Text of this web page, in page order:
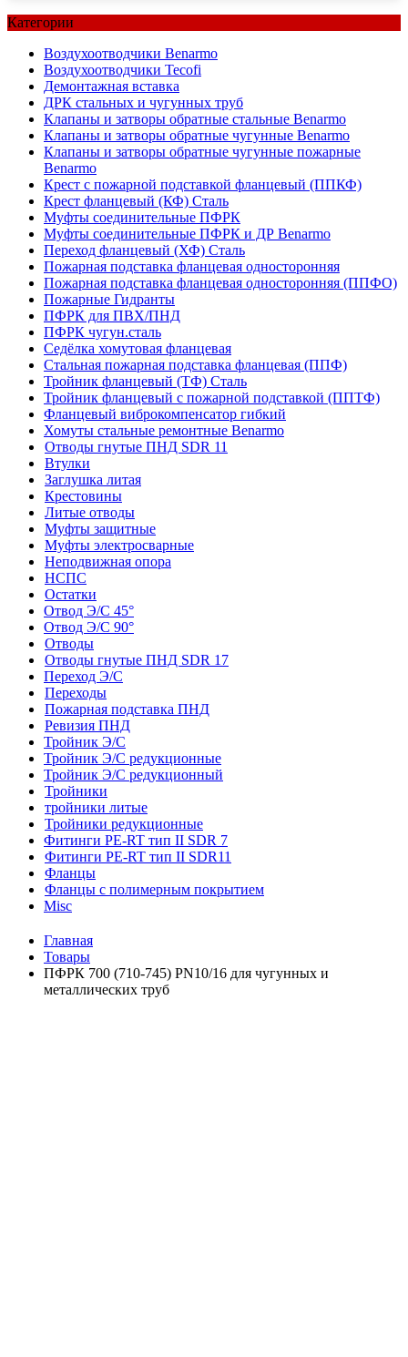
Категории
Воздухоотводчики Benarmo
Воздухоотводчики Tecofi
Демонтажная вставка
ДРК стальных и чугунных труб
Клапаны и затворы обратные стальные Benarmo
Клапаны и затворы обратные чугунные Benarmo
Клапаны и затворы обратные чугунные пожарные
Benarmo
Крест с пожарной подставкой фланцевый (ППКФ)
Крест фланцевый (КФ) Сталь
Муфты соединительные ПФРК
Муфты соединительные ПФРК и ДР Benarmo
Переход фланцевый (ХФ) Сталь
Пожарная подставка фланцевая односторонняя
Пожарная подставка фланцевая односторонняя (ППФО)
Пожарные Гидранты
ПФРК для ПВХ/ПНД
ПФРК чугун.сталь
Седёлка хомутовая фланцевая
Стальная пожарная подставка фланцевая (ППФ)
Тройник фланцевый (ТФ) Сталь
Тройник фланцевый с пожарной подставкой (ППТФ)
Фланцевый виброкомпенсатор гибкий
Хомуты стальные ремонтные Benarmo
Отводы гнутые ПНД SDR 11
Втулки
Заглушка литая
Крестовины
Литые отводы
Муфты защитные
Муфты электросварные
Неподвижная опора
НСПС
Остатки
Отвод Э/С 45°
Отвод Э/С 90°
Отводы
Отводы гнутые ПНД SDR 17
Переход Э/С
Переходы
Пожарная подставка ПНД
Ревизия ПНД
Тройник Э/С
Тройник Э/С редукционные
Тройник Э/С редукционный
Тройники
тройники литые
Тройники редукционные
Фитинги PE-RT тип II SDR 7
Фитинги PE-RT тип II SDR11
Фланцы
Фланцы с полимерным покрытием
Misc
Главная
Товары
ПФРК 700 (710-745) PN10/16 для чугунных и
металлических труб